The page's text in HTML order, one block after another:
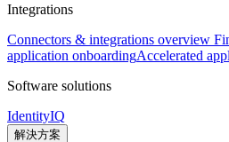
Integrations
Connectors & integrations overview
application onboardingAccelerated
Software solutions
IdentityIQ
解決方案